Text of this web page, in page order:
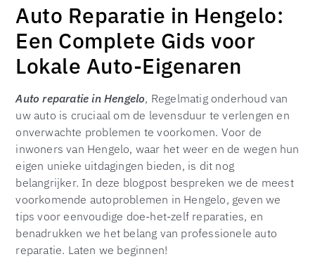
Auto Reparatie in Hengelo:
Een Complete Gids voor
Lokale Auto-Eigenaren
Auto reparatie in Hengelo, Regelmatig onderhoud van
uw auto is cruciaal om de levensduur te verlengen en
onverwachte problemen te voorkomen. Voor de
inwoners van Hengelo, waar het weer en de wegen hun
eigen unieke uitdagingen bieden, is dit nog
belangrijker. In deze blogpost bespreken we de meest
voorkomende autoproblemen in Hengelo, geven we
tips voor eenvoudige doe-het-zelf reparaties, en
benadrukken we het belang van professionele auto
reparatie. Laten we beginnen!